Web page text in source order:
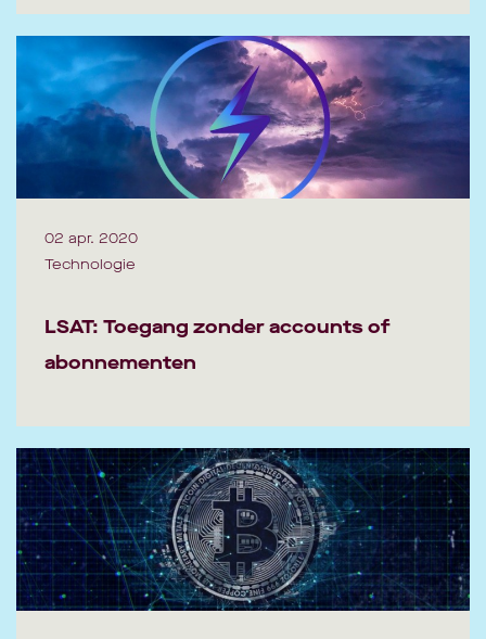
02 apr. 2020
Technologie
LSAT: Toegang zonder accounts of
abonnementen